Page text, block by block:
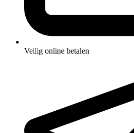
Veilig online betalen